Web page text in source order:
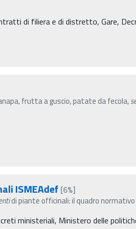
di filiera e di distretto, Gare,
frutta a guscio, patate da fecola,
ISMEAdef [6%]
di piante officinali: il quadro normativo
ministeriali, Ministero delle